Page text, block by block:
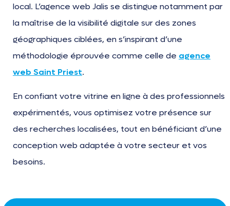
local. L’agence web Jalis se distingue notamment par
la maîtrise de la visibilité digitale sur des zones
géographiques ciblées, en s’inspirant d’une
méthodologie éprouvée comme celle de agence
web Saint Priest.
En confiant votre vitrine en ligne à des professionnels
expérimentés, vous optimisez votre présence sur
des recherches localisées, tout en bénéficiant d’une
conception web adaptée à votre secteur et vos
besoins.